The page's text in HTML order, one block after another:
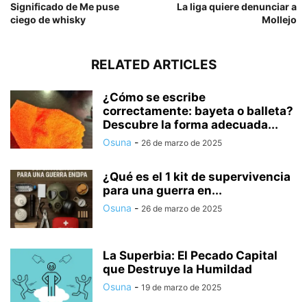
Significado de Me puse
ciego de whisky
La liga quiere denunciar a
Mollejo
RELATED ARTICLES
¿Cómo se escribe
correctamente: bayeta o balleta?
Descubre la forma adecuada...
Osuna - 26 de marzo de 2025
¿Qué es el 1 kit de supervivencia
para una guerra en...
Osuna - 26 de marzo de 2025
La Superbia: El Pecado Capital
que Destruye la Humildad
Osuna - 19 de marzo de 2025